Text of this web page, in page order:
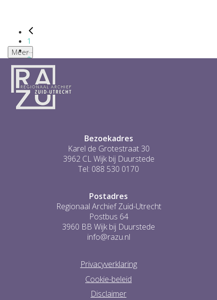
1
...
2
3
4
5
6
...
Meer
Bezoekadres
Karel de Grotestraat 30
3962 CL Wijk bij Duurstede
Tel: 088 530 0170
Postadres
Regionaal Archief Zuid-Utrecht
Postbus 64
3960 BB Wijk bij Duurstede
info@razu.nl
Privacyverklaring
Cookie-beleid
Disclaimer